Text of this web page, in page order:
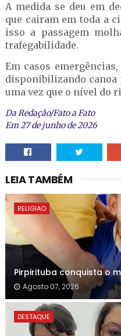
A medida se deu em
que cairam em toda a
isso a passagem
trafegabilidade.
Em casos
disponibilizando canoa
uma vez que o nível do
Da Redação/Fato a Fato
Em 27 de junho de 2026
LEIA TAMBÉM
RELIGIAO
Pirpirituba conquista o
Agosto 07, 2026
DESTAQUE